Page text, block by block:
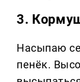
3.
Насыпаю
пенёк.